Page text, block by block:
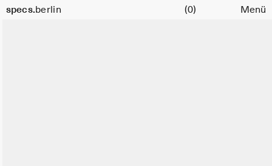
specs.berlin
Warenkorb (0) Menü
Größe
47